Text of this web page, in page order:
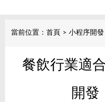
當前位置： 首頁 > 小程序開發
餐飲行業適
開發